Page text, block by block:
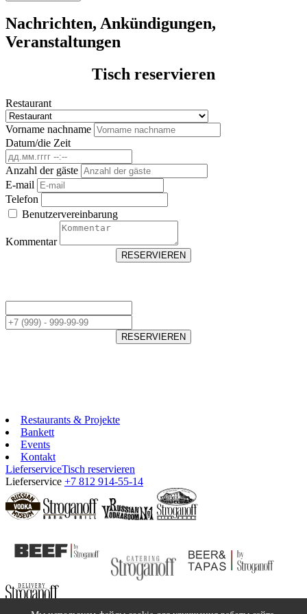
Nachrichten, Ankündigungen,
Veranstaltungen
Tisch reservieren
Restaurant
Vorname nachname
Datum/die Zeit
Anzahl der gäste
E-mail
Telefon
Benutzervereinbarung
Kommentar
RESERVIEREN
RESERVIEREN
Restaurants & Projekte
Bankett
Events
Kontakt
LieferserviceTisch reservieren
Lieferservice +7 812 914-55-14